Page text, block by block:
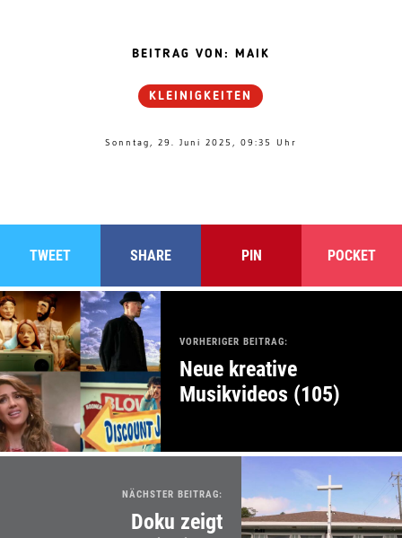
BEITRAG VON: MAIK
KLEINIGKEITEN
Sonntag, 29. Juni 2025, 09:35 Uhr
TWEET SHARE PIN POCKET
VORHERIGER BEITRAG:
Neue kreative
Musikvideos (105)
NÄCHSTER BEITRAG:
Doku zeigt